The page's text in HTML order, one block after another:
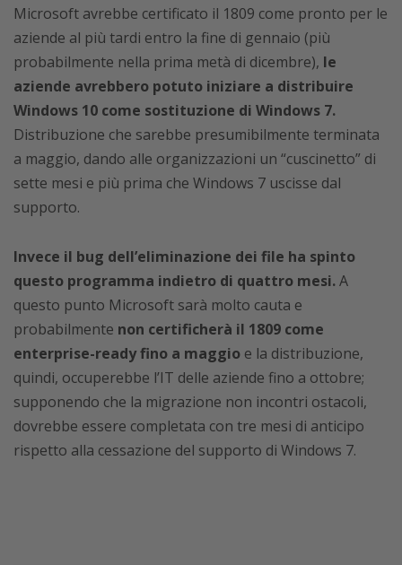
Microsoft avrebbe certificato il 1809 come pronto per le
aziende al più tardi entro la fine di gennaio (più
probabilmente nella prima metà di dicembre), le
aziende avrebbero potuto iniziare a distribuire
Windows 10 come sostituzione di Windows 7.
Distribuzione che sarebbe presumibilmente terminata
a maggio, dando alle organizzazioni un “cuscinetto” di
sette mesi e più prima che Windows 7 uscisse dal
supporto.
Invece il bug dell’eliminazione dei file ha spinto
questo programma indietro di quattro mesi.A
questo punto Microsoft sarà molto cauta e
probabilmente non certificherà il 1809 come
enterprise-ready fino a maggio e la distribuzione,
quindi, occuperebbe l’IT delle aziende fino a ottobre;
supponendo che la migrazione non incontri ostacoli,
dovrebbe essere completata con tre mesi di anticipo
rispetto alla cessazione del supporto di Windows 7.